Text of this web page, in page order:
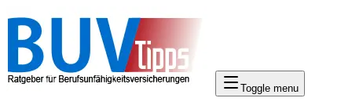
Toggle menu